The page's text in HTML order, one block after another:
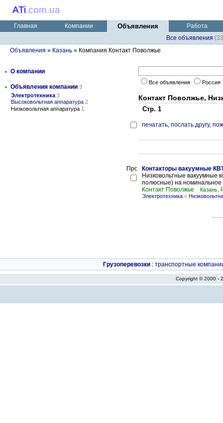
ATi.com.ua
Главная Компании Объявления
Работа
Все объявления
Объявления » Казань » Компания Контакт Поволжье
• О компании
• Объявления компании 3
Электротехника 3
Высоковольтная аппаратура 2
Низковольтная аппаратура 1
Все объявления Россия
Контакт Поволжье,
Стр. 1
печатать, послать другу,
Контакторы вакуумные
Низковольтные вакуумные
полюсные) на
Контакт Поволжье
Казань,
Электротехника »
Грузоперевозки : транспортные
Copyright © 2000 -